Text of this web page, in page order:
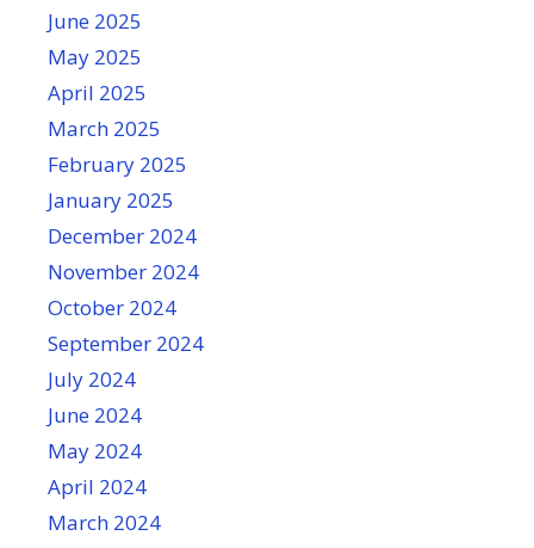
June 2025
May 2025
April 2025
March 2025
February 2025
January 2025
December 2024
November 2024
October 2024
September 2024
July 2024
June 2024
May 2024
April 2024
March 2024